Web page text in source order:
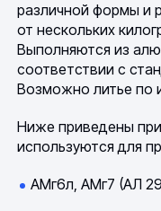
различной формы и
от нескольких
Выполняются из
соответствии с
Возможно литье по
Ниже приведены
используются для
АМг6л, АМг7 (АЛ